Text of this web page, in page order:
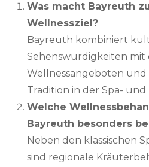
Was macht Bayreuth
Wellnessziel?
Bayreuth kombiniert
Sehenswürdigkeiten mit
Wellnessangeboten und
Tradition in der Spa-
Welche
Bayreuth besonders
Neben den klassischen
sind regionale